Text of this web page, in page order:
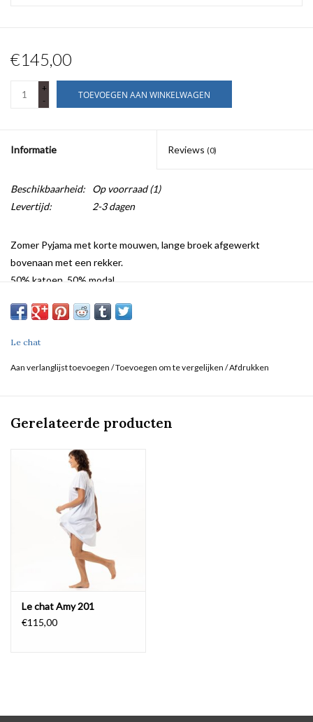
€145,00
+
-
TOEVOEGEN AAN WINKELWAGEN
Informatie Reviews (0)
Beschikbaarheid: Op voorraad(1)
Levertijd:
2-3 dagen
Zomer Pyjama met korte mouwen, lange broek afgewerkt
bovenaan met een rekker.
50% katoen, 50% modal
Le chat
Aan verlanglijst toevoegen /Toevoegen om te vergelijken /Afdrukken
Gerelateerde producten
Le chat Amy 201
€115,00